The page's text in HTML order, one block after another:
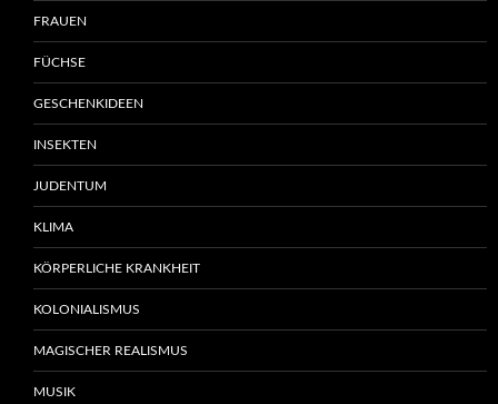
FRAUEN
FÜCHSE
GESCHENKIDEEN
INSEKTEN
JUDENTUM
KLIMA
KÖRPERLICHE KRANKHEIT
KOLONIALISMUS
MAGISCHER REALISMUS
MUSIK